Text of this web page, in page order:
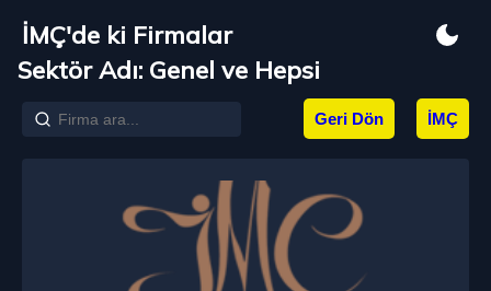
İMÇ'de ki Firmalar
Sektör Adı: Genel ve Hepsi
Geri Dön İMÇ